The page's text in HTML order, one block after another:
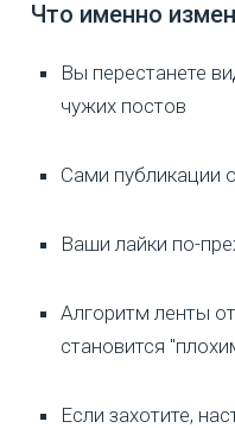
Что именно
Вы перестанете
чужих постов
Сами публикации
Ваши лайки по-
Алгоритм ленты
становится
Если захотите,